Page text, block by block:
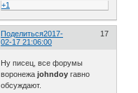
+1
Поделиться 17
2017-
02-17 21:06:00
Ну писец, все форумы
воронежаjohndoy гавно
обсуждают.